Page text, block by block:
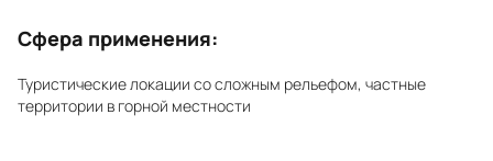
Cфера применения:
Туристические локации со сложным рельефом, частные
территории в горной местности